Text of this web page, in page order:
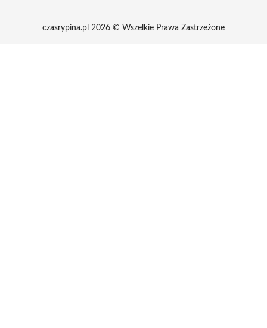
czasrypina.pl 2026 © Wszelkie Prawa Zastrzeżone